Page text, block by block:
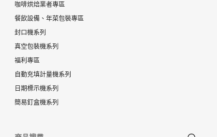
咖啡烘焙業者專區
餐飲設備、年菜包裝專區
封口機系列
真空包裝機系列
福利專區
自動充填計量機系列
日期標示機系列
簡易釘盒機系列